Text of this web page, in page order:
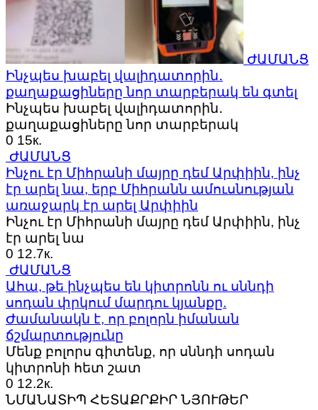
ԺԱՄԱՆՑ
Ինչպես խաբել վալիդատորին․
քաղաքացիները նոր տարբերակ են գտել
Ինչպես խաբել վալիդատորին․
քաղաքացիները նոր տարբերակ
0 15к.
ԺԱՄԱՆՑ
Ինչու էր Միհրանի մայրը դեմ Արփիին, ինչ
էր արել նա, երբ Միհրանն ամուսնության
առաջարկ էր արել Արփիին
Ինչու էր Միհրանի մայրը դեմ Արփիին, ինչ
էր արել նա
0 12.7к.
ԺԱՄԱՆՑ
Ահա, թե ինչպես են կիտրոնն ու սննդի
սոդան փրկում մարդու կյանքը.
Ժամանակն է, որ բոլորն իմանան
ճշմարտությունը
Մենք բոլորս գիտենք, որ սննդի սոդան
կիտրոնի հետ շատ
0 12.2к.
ՆՄԱՆԱՏԻՊ ՀԵՏԱՔՐՔԻՐ ՆՅՈՒԹԵՐ